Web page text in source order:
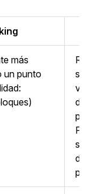
más
un punto
de
de